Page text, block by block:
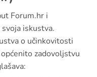
Forum.hr i
iskustva.
o učinkovitosti
zadovoljstvu